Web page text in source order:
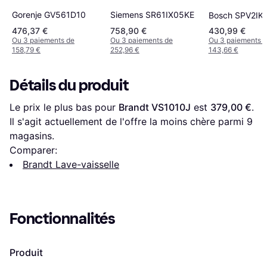
Gorenje GV561D10
476,37 €
Ou 3 paiements de
158,79 €
Siemens SR61IX05KE
758,90 €
Ou 3 paiements de
252,96 €
Bosch
430,99 €
Ou 3 paiements
143,66 €
Détails du produit
Le prix le plus bas pour Brandt VS1010J est 379,00 €.
Il s'agit actuellement de l'offre la moins chère parmi 9
magasins.
Comparer:
Brandt Lave-vaisselle
Fonctionnalités
Produit